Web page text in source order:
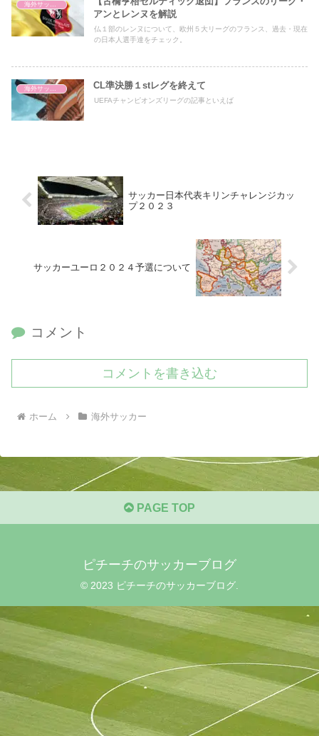
海外サッカー
アンとレンヌを解説
仏１部のレンヌについて、欧州５大リーグのフランス、過去・現在
の日本人選手達をチェック。
海外サッカー CL準決勝１stレグを終えて
UEFAチャンピオンズリーグの記事といえば
サッカー日本代表キリンチャレンジカッ
プ２０２３
サッカーユーロ２０２４予選について
コメント
コメントを書き込む
ホーム 海外サッカー
PAGE TOP
ピチーチのサッカーブログ
© 2023 ピチーチのサッカーブログ.